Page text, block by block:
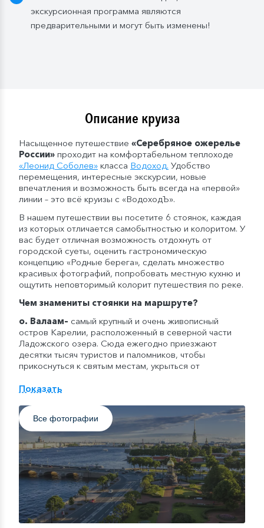
— в рейсах от 16 до 20 дней включительно: 3
бутылки (1,5 л.);
экскурсионная программа являются
предварительными и могут быть изменены!
Описание круиза
Насыщенное путешествие «Серебряное ожерелье
России» проходит на комфортабельном теплоходе
«Леонид Соболев» класса Водоход. Удобство
перемещения, интересные экскурсии, новые
впечатления и возможность быть всегда на «первой»
линии – это всё круизы с «ВодоходЪ».
В нашем путешествии вы посетите 6 стоянок, каждая
из которых отличается самобытностью и колоритом. У
вас будет отличная возможность отдохнуть от
городской суеты, оценить гастрономическую
концепцию «Родные берега», сделать множество
красивых фотографий, попробовать местную кухню и
ощутить неповторимый колорит путешествия по реке.
Чем знамениты стоянки на маршруте?
о. Валаам– самый крупный и очень живописный
остров Карелии, расположенный в северной части
Ладожского озера. Сюда ежегодно приезжают
десятки тысяч туристов и паломников, чтобы
прикоснуться к святым местам, укрыться от
карельскую природу и памятники архитектуры.
Кижи
уникальный музей-заповедник,
расположенный на небольшом острове в Северной
части Онежского озера. Здесь можно увидеть
полностью деревянную 22-главую церковь
Преображения Господня, а также почувствовать себя
жителем Русского Севера в музее крестьянской
культуры.
Петрозаводск–столица республики Карелия. Город
находится на северо-западном берегу Онежского
озера, где раскинулись порожистые реки, шумящие
сосны и суровые скалы. Петрозаводск интересен
Показать
Все фотографии